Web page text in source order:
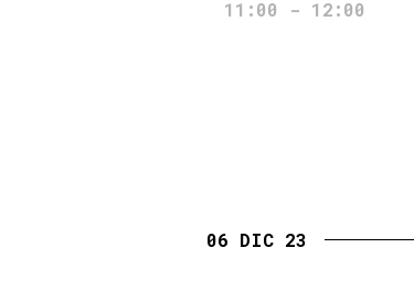
11:00 - 12:00
06 DIC 23